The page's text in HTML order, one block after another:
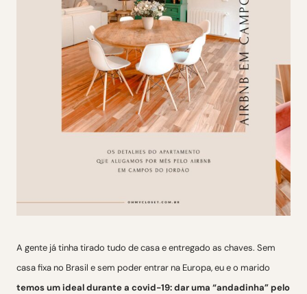
A gente já tinha tirado tudo de casa e entregado as chaves. Sem
casa fixa no Brasil e sem poder entrar na Europa, eu e o marido
temos um ideal durante a covid-19: dar uma “andadinha” pelo